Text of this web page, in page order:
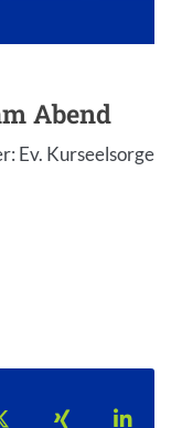
Abend
Ev. Kurseelsorge
Facebook
Teilen auf X
Teilen auf